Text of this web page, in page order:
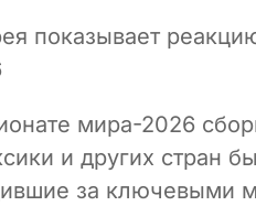
показывает
мира-2026
и других стран
за ключевыми